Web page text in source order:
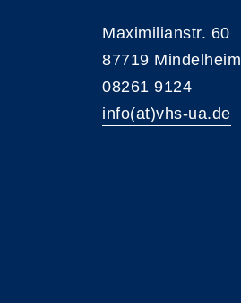
Maximilianstr. 60
87719 Mindelheim
08261 9124
info(at)vhs-ua.de